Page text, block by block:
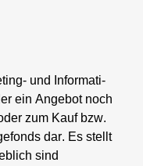
und Infor­ma­ti­
ein Angebot noch
zum Kauf bzw.
dar. Es stellt
sind